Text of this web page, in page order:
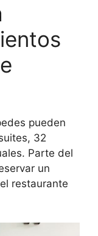
pueden
32
Parte del
un
restaurante